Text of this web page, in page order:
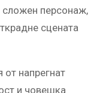
сложен персонаж,
сцената
от напрегнат
и човешка